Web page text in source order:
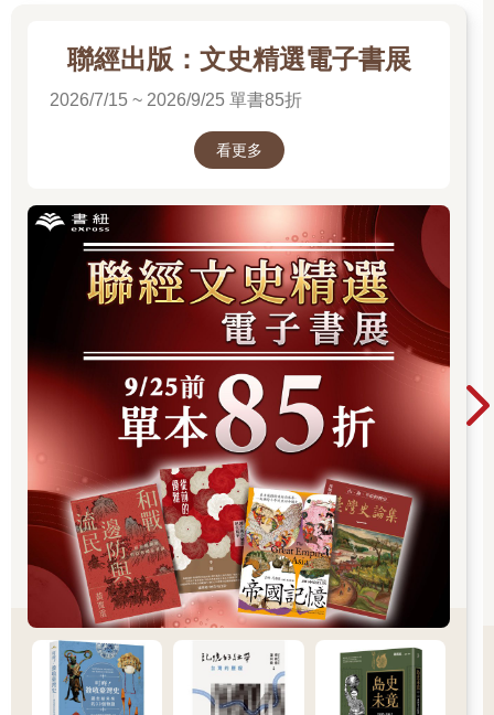
行政治活動之餘，偶爾享受與朋友派對或私下遊玩遊戲的片刻寧
和我一樣，透過占屋暫時找到棲身之所。我是一個關心政治，有
著玩遊戲這一偏門興趣的女子，他則是一名格鬥電玩網紅兼
YouTuber，網路暱稱是TheoryFighter（理論格鬥家），有著一顆
與他的交流思緒與想法、分享人生經驗，打開了我的眼界。我們
蘭啤酒，就像波西米亞人一樣。那也是我第一次從TheoryFighter
口中得知《EVE Online》這款遊戲，以及遊戲中的玩家派系「暴
徒蜂潮」和「兄弟連」之間的精彩決鬥。在我記憶中，這是讓我
進一步認識電玩無限可能性的轉捩點，也讓我明白遊戲中的常規
確實會影響現實生活。
我想試著向沒有玩過《EVE Online》的讀者解釋這款遊戲：
《EVE Online》是一款太空主題的「大型多人線上角色扮演遊
戲」（以下簡稱MMORPG），玩家在遊玩時必須不斷計算及管
理，將有限資源分配給遊戲中的角色──就像一張美化過的試算
表。遊戲背景設定於至今兩萬一千年後，地球因資源枯竭而使人
類移居至銀河系各個角落。玩家會在遊戲中控制一組船艦，而艦
隊的規模和強度則仰賴個別玩家的遊戲技巧、社會資本或物質資
到了2000年代末期，玩家與玩家之間的資本鴻溝已擴大至近乎失
控的地步。某些玩家會花費上萬小時努力升級自己的船艦，另一
些玩家卻選擇抄近路，用真錢「課金」讓自己的艦隊更強大。
「兄弟連」就是一個使用金錢換取力量的小型艦隊，成員會藉由
外包甚或直接購買的方式，在虛擬世界中獲取權力，沒過多久就
稱霸了《EVE Online》遊戲中的銀河系。一群經濟沒有那麼寬裕
但遊戲技巧高超的玩家，很快就受不了這種權力架構，認為這股
課金風潮摧毀了遊戲體驗。他們開始策劃該如何逆轉情勢。
聯經出版：文史精選電子書展
2026/7/15 ~ 2026/9/25 單書85折
看更多